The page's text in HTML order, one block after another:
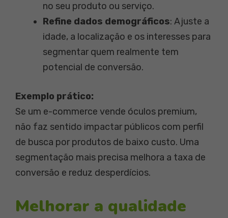
no seu produto ou serviço.
Refine dados demográficos: Ajuste a
idade, a localização e os interesses para
segmentar quem realmente tem
potencial de conversão.
Exemplo prático:
Se um e-commerce vende óculos premium,
não faz sentido impactar públicos com perfil
de busca por produtos de baixo custo. Uma
segmentação mais precisa melhora a taxa de
conversão e reduz desperdícios.
Melhorar a qualidade